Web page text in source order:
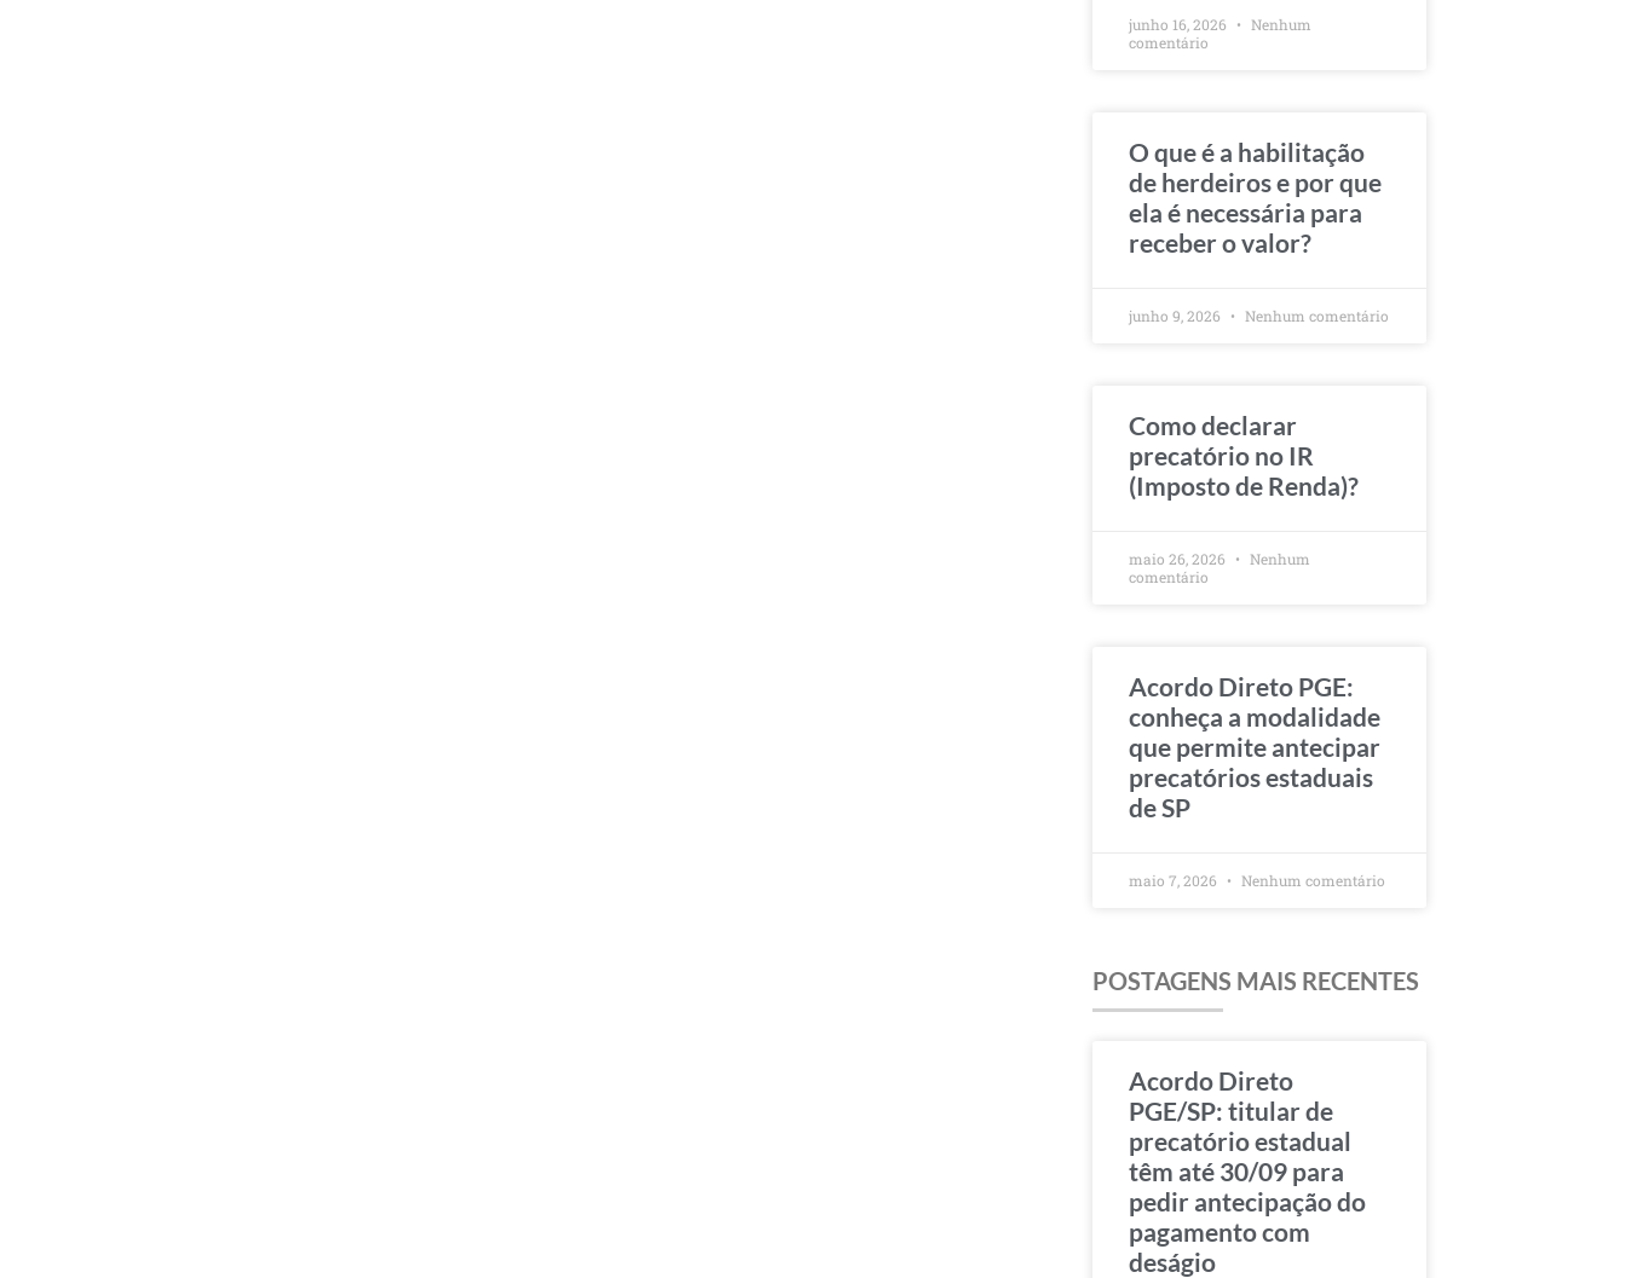
junho 16, 2026
Nenhum
comentário
O que é a habilitação
de herdeiros e por que
ela é necessária para
receber o valor?
junho 9, 2026 Nenhum comentário
Como declarar
precatório no IR
(Imposto de Renda)?
maio 26, 2026
Nenhum
comentário
Acordo Direto PGE:
conheça a modalidade
que permite antecipar
precatórios estaduais
de SP
maio 7, 2026 Nenhum comentário
POSTAGENS MAIS RECENTES
Acordo Direto
PGE/SP: titular de
precatório estadual
têm até 30/09 para
pedir antecipação do
pagamento com
deságio